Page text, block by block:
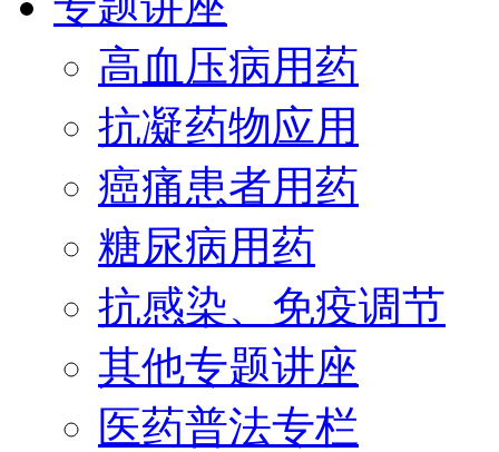
高血压病用药
抗凝药物应用
癌痛患者用药
糖尿病用药
抗感染、免疫调节
其他专题讲座
医药普法专栏